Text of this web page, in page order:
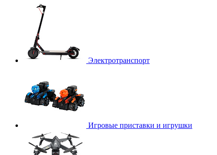
Электротранспорт
Игровые приставки и игрушки